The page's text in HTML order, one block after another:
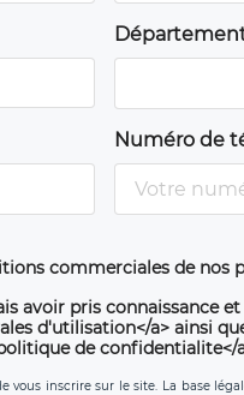
Numéro de
commerciales de nos
avoir pris connaissance
d'utilisation</a> ainsi
de confidentialite</
vous inscrire sur le site. La base